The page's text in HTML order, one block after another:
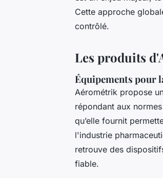
Cette approche
contrôlé.
Les produits
Équipements pour
Aérométrik propose
répondant aux
qu’elle fournit
l'industrie
retrouve des
fiable.